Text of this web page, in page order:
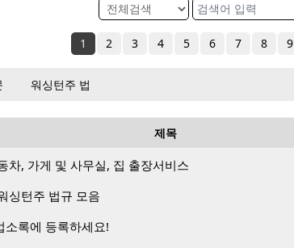
1 2 3 4 5 6 7 8 9
워싱턴주 법
제목
차, 가게 및 사무실, 집 출장서비스
싱턴주 법규 모음
소록에 등록하세요!